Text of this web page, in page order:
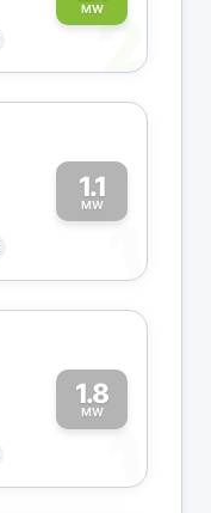
MW2
1.1
MW
1
1.8
MW
1